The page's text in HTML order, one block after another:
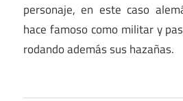
personaje, en este caso
hace famoso como militar y
rodando además sus hazañas.